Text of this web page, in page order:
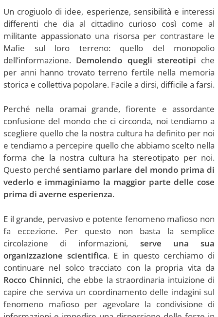
Un crogiuolo di idee, esperienze, sensibilità e interessi
differenti che dia al cittadino curioso così come al
militante appassionato una risorsa per contrastare le
Mafie sul loro terreno: quello del monopolio
dell’informazione. Demolendo quegli stereotipi che
per anni hanno trovato terreno fertile nella memoria
storica e collettiva popolare. Facile a dirsi, difficile a farsi.
Perché nella oramai grande, fiorente e assordante
confusione del mondo che ci circonda, noi tendiamo a
scegliere quello che la nostra cultura ha definito per noi
e tendiamo a percepire quello che abbiamo scelto nella
forma che la nostra cultura ha stereotipato per noi.
Questo perchésentiamo parlare del mondo prima di
vederlo e immaginiamo la maggior parte delle cose
prima di averne esperienza.
E il grande, pervasivo e potente fenomeno mafioso non
fa eccezione. Per questo non basta la semplice
circolazione di informazioni, serve una sua
organizzazione scientifica. E in questo cerchiamo di
continuare nel solco tracciato con la propria vita da
Rocco Chinnici, che ebbe la straordinaria intuizione di
capire che serviva un coordinamento delle indagini sul
fenomeno mafioso per agevolare la condivisione di